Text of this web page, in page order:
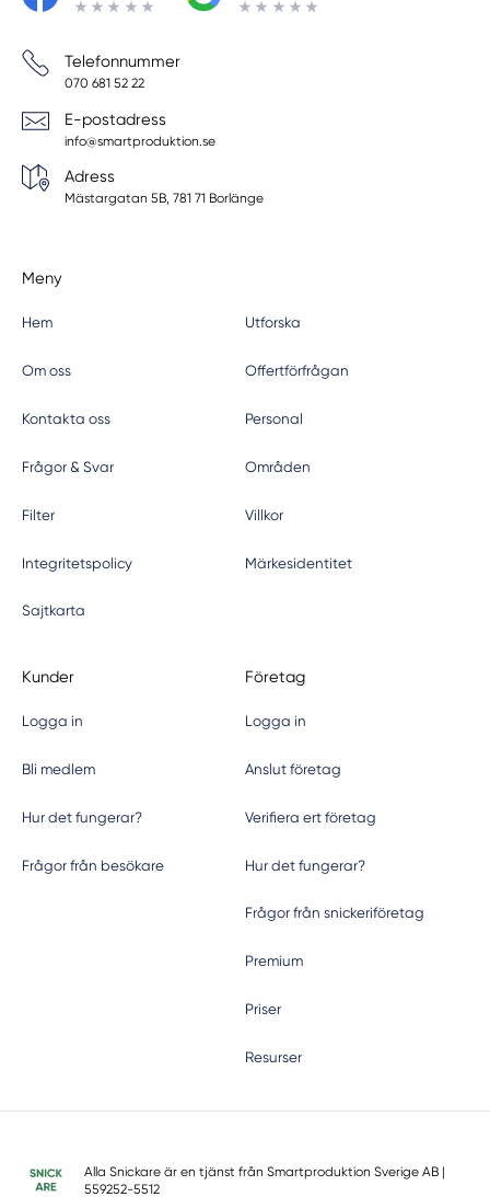
Telefonnummer
070 681 52 22
E-postadress
info@smartproduktion.se
Adress
Mästargatan 5B, 781 71 Borlänge
Meny
Hem Utforska
Om oss Offertförfrågan
Kontakta oss Personal
Frågor & Svar Områden
Filter Villkor
Integritetspolicy Märkesidentitet
Sajtkarta
Kunder
Logga in
Bli medlem
Hur det fungerar?
Frågor från besökare
Företag
Logga in
Anslut företag
Verifiera ert företag
Hur det fungerar?
Frågor från snickeriföretag
Premium
Priser
Resurser
Alla Snickare är en tjänst frånSmartproduktion Sverige AB |
559252-5512